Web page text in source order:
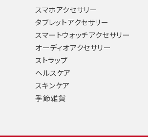
スマホアクセサリー
タブレットアクセサリー
スマートウォッチアクセサリー
オーディオアクセサリー
ストラップ
ヘルスケア
スキンケア
季節雑貨